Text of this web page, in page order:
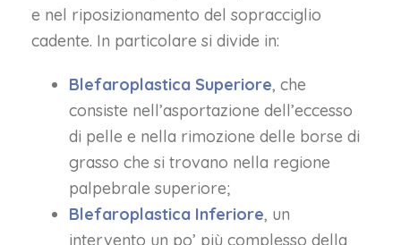
e nel riposizionamento del sopracciglio
cadente. In particolare si divide in:
Blefaroplastica Superiore, che
consiste nell’asportazione dell’eccesso
di pelle e nella rimozione delle borse di
grasso che si trovano nella regione
palpebrale superiore;
Blefaroplastica Inferiore, un
intervento un po’ più complesso della